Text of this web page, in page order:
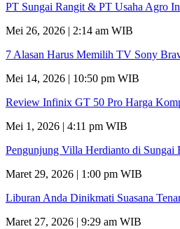
PT Sungai Rangit & PT Usaha Agro
Mei 26, 2026 | 2:14 am WIB
7 Alasan Harus Memilih TV Sony
Mei 14, 2026 | 10:50 pm WIB
Review Infinix GT 50 Pro Harga
Mei 1, 2026 | 4:11 pm WIB
Pengunjung Villa Herdianto di
Maret 29, 2026 | 1:00 pm WIB
Liburan Anda Dinikmati Suasana
Maret 27, 2026 | 9:29 am WIB